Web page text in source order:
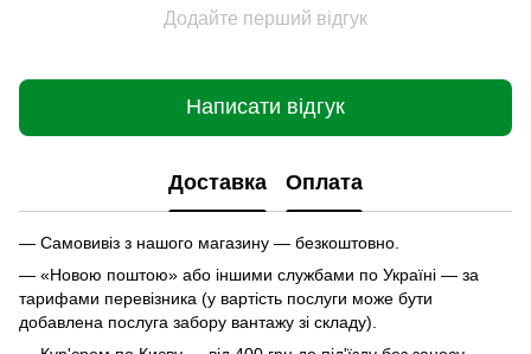
Додайте перший відгук
Написати відгук
Доставка Оплата
— Самовивіз з нашого магазину — безкоштовно.
— «Новою поштою» або іншими службами по Україні — за
тарифами перевізника (у вартість послуги може бути
добавлена послуга забору вантажу зі складу).